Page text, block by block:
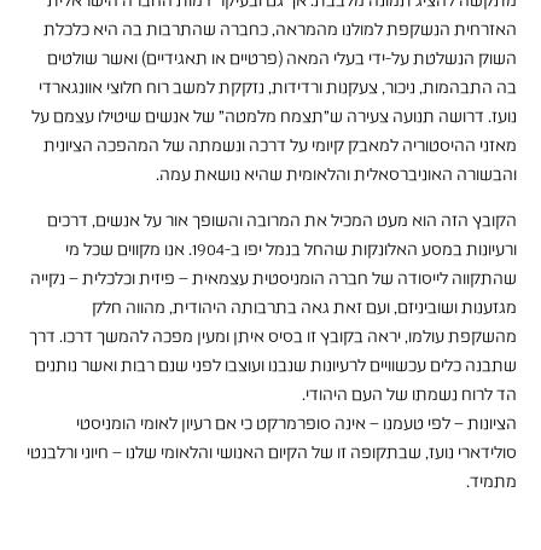
האזרחית הנשקפת למולנו מהמראה, כחברה שהתרבות בה היא כלכלת
השוק הנשלטת על-ידי בעלי המאה (פרטיים או תאגידיים) ואשר שולטים
בה התבהמות, ניכור, צעקנות ורדידות, נזקקת למשב רוח חלוצי אוונגארדי
נועז. דרושה תנועה צעירה ש"תצמח מלמטה" של אנשים שיטילו עצמם על
מאזני ההיסטוריה למאבק קיומי על דרכה ונשמתה של המהפכה הציונית
והבשורה האוניברסאלית והלאומית שהיא נושאת עמה.
הקובץ הזה הוא מעט המכיל את המרובה והשופך אור על אנשים, דרכים
ורעיונות במסע האלונקות שהחל בנמל יפו ב-1904. אנו מקווים שכל מי
שהתקווה לייסודה של חברה הומניסטית עצמאית – פיזית וכלכלית – נקייה
מגזענות ושוביניזם, ועם זאת גאה בתרבותה היהודית, מהווה חלק
מהשקפת עולמו, יראה בקובץ זו בסיס איתן ומעין מפכה להמשך דרכו. דרך
שתבנה כלים עכשוויים לרעיונות שנבנו ועוצבו לפני שנם רבות ואשר נותנים
הד לרוח נשמתו של העם היהודי.
הציונות – לפי טעמנו – אינה סופרמרקט כי אם רעיון לאומי הומניסטי
סולידארי נועז, שבתקופה זו של הקיום האנושי והלאומי שלנו – חיוני ורלבנטי
מתמיד.